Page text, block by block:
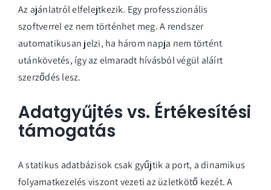
Az ajánlatról elfelejtkezik. Egy professzionális
szoftverrel ez nem történhet meg. A rendszer
automatikusan jelzi, ha három napja nem történt
utánkövetés, így az elmaradt hívásból végül aláírt
szerződés lesz.
Adatgyűjtés vs. Értékesítési
támogatás
A statikus adatbázisok csak gyűjtik a port, a dinamikus
folyamatkezelés viszont vezeti az üzletkötő kezét. A